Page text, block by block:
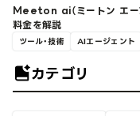
Meeton ai（ミートン エー
料金を解説
ツール・技術 AIエージェント
カテゴリ